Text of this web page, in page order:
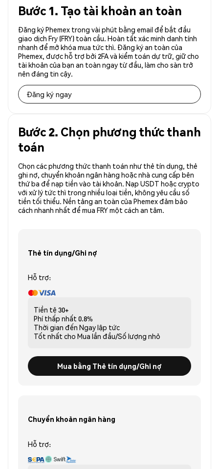
Bước 1. Tạo tài khoản an toàn
Đăng ký Phemex trong vài phút bằng email để bắt đầu
giao dịch Fry (FRY) toàn cầu. Hoàn tất xác minh danh tính
nhanh để mở khóa mua tức thì. Đăng ký an toàn của
Phemex, được hỗ trợ bởi 2FA và kiểm toán dự trữ, giữ cho
tài khoản của bạn an toàn ngay từ đầu, làm cho sàn trở
nên đáng tin cậy.
Đăng ký ngay
Bước 2. Chọn phương thức thanh
toán
Chọn các phương thức thanh toán như thẻ tín dụng, thẻ
ghi nợ, chuyển khoản ngân hàng hoặc nhà cung cấp bên
thứ ba để nạp tiền vào tài khoản. Nạp USDT hoặc crypto
với xử lý tức thì trong nhiều loại tiền, không yêu cầu số
tiền tối thiểu. Nền tảng an toàn của Phemex đảm bảo
cách nhanh nhất để mua FRY một cách an tâm.
Thẻ tín dụng/Ghi nợ
Hỗ trợ:
Tiền tệ 30+
Phí thấp nhất 0.8%
Thời gian đến Ngay lập tức
Tốt nhất cho Mua lần đầu/Số lượng nhỏ
Mua bằng Thẻ tín dụng/Ghi nợ
Chuyển khoản ngân hàng
Hỗ trợ: